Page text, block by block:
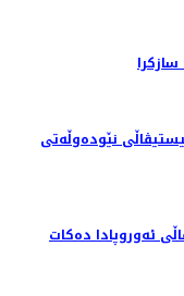
نێودەوڵەتی
ئەوروپادا دەکات